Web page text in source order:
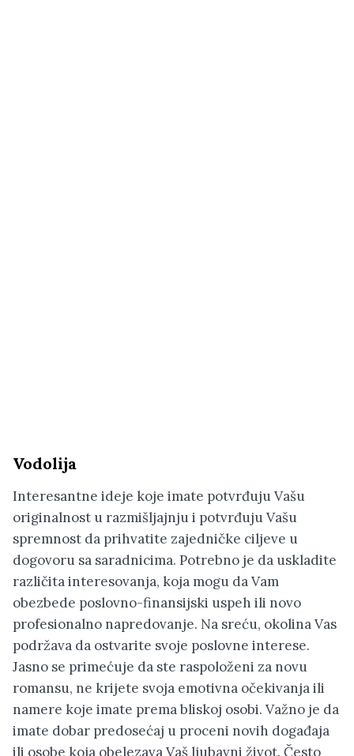
Vodolija
Interesantne ideje koje imate potvrđuju Vašu
originalnost u razmišljajnju i potvrđuju Vašu
spremnost da prihvatite zajedničke ciljeve u
dogovoru sa saradnicima. Potrebno je da uskladite
različita interesovanja, koja mogu da Vam
obezbede poslovno-finansijski uspeh ili novo
profesionalno napredovanje. Na sreću, okolina Vas
podržava da ostvarite svoje poslovne interese.
Jasno se primećuje da ste raspoloženi za novu
romansu, ne krijete svoja emotivna očekivanja ili
namere koje imate prema bliskoj osobi. Važno je da
imate dobar predosećaj u proceni novih događaja
ili osobe koja obelezava Vaš ljubavni život. Često